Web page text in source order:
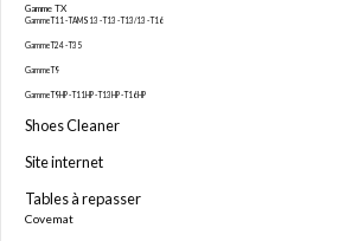
Gamme TX
Gamme T11 - TAMS13 - T13 - T13/13 - T16
Gamme T24 - T35
Gamme T9
Gamme T9HP - T11HP - T13HP - T16HP
Shoes Cleaner
Site internet
Tables à repasser
Covemat